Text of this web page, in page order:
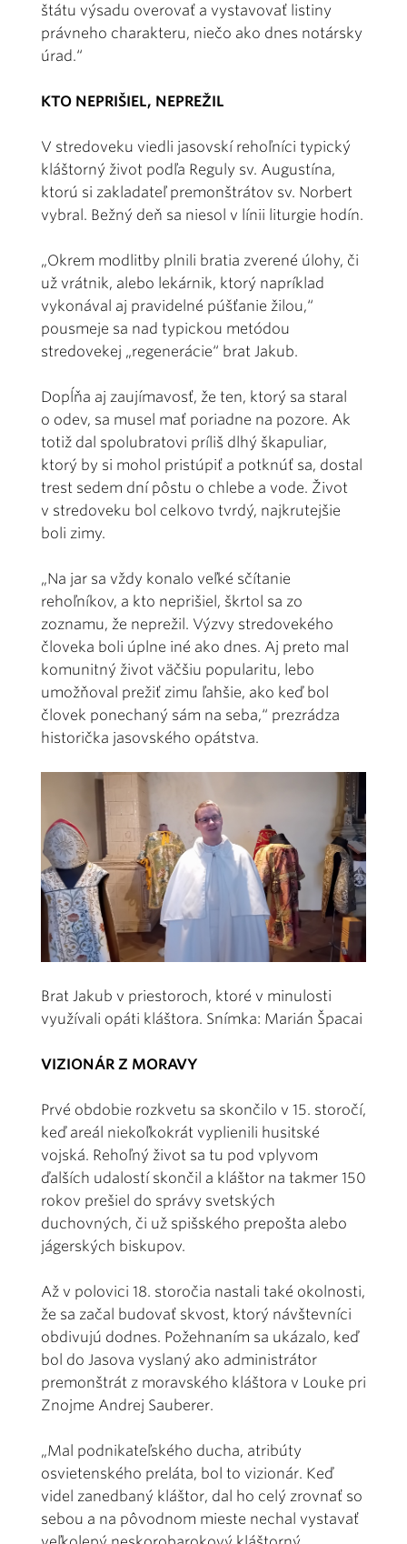
štátu výsadu overovať a vystavovať listiny
právneho charakteru, niečo ako dnes notársky
úrad.“
KTO NEPRIŠIEL, NEPREŽIL
V stredoveku viedli jasovskí rehoľníci typický
kláštorný život podľa Reguly sv. Augustína,
ktorú si zakladateľ premonštrátov sv. Norbert
vybral. Bežný deň sa niesol v línii liturgie hodín.
„Okrem modlitby plnili bratia zverené úlohy, či
už vrátnik, alebo lekárnik, ktorý napríklad
vykonával aj pravidelné púšťanie žilou,“
pousmeje sa nad typickou metódou
stredovekej „regenerácie“ brat Jakub.
Dopĺňa aj zaujímavosť, že ten, ktorý sa staral
o odev, sa musel mať poriadne na pozore. Ak
totiž dal spolubratovi príliš dlhý škapuliar,
ktorý by si mohol pristúpiť a potknúť sa, dostal
trest sedem dní pôstu o chlebe a vode. Život
v stredoveku bol celkovo tvrdý, najkrutejšie
boli zimy.
„Na jar sa vždy konalo veľké sčítanie
rehoľníkov, a kto neprišiel, škrtol sa zo
zoznamu, že neprežil. Výzvy stredovekého
človeka boli úplne iné ako dnes. Aj preto mal
komunitný život väčšiu popularitu, lebo
umožňoval prežiť zimu ľahšie, ako keď bol
človek ponechaný sám na seba,“ prezrádza
historička jasovského opátstva.
Brat Jakub v priestoroch, ktoré v minulosti
využívali opáti kláštora. Snímka: Marián Špacai
VIZIONÁR Z MORAVY
Prvé obdobie rozkvetu sa skončilo v 15. storočí,
keď areál niekoľkokrát vyplienili husitské
vojská. Rehoľný život sa tu pod vplyvom
ďalších udalostí skončil a kláštor na takmer 150
rokov prešiel do správy svetských
duchovných, či už spišského prepošta alebo
jágerských biskupov.
Až v polovici 18. storočia nastali také okolnosti,
že sa začal budovať skvost, ktorý návštevníci
obdivujú dodnes. Požehnaním sa ukázalo, keď
bol do Jasova vyslaný ako administrátor
premonštrát z moravského kláštora v Louke pri
Znojme Andrej Sauberer.
„Mal podnikateľského ducha, atribúty
osvietenského preláta, bol to vizionár. Keď
videl zanedbaný kláštor, dal ho celý zrovnať so
sebou a na pôvodnom mieste nechal vystavať